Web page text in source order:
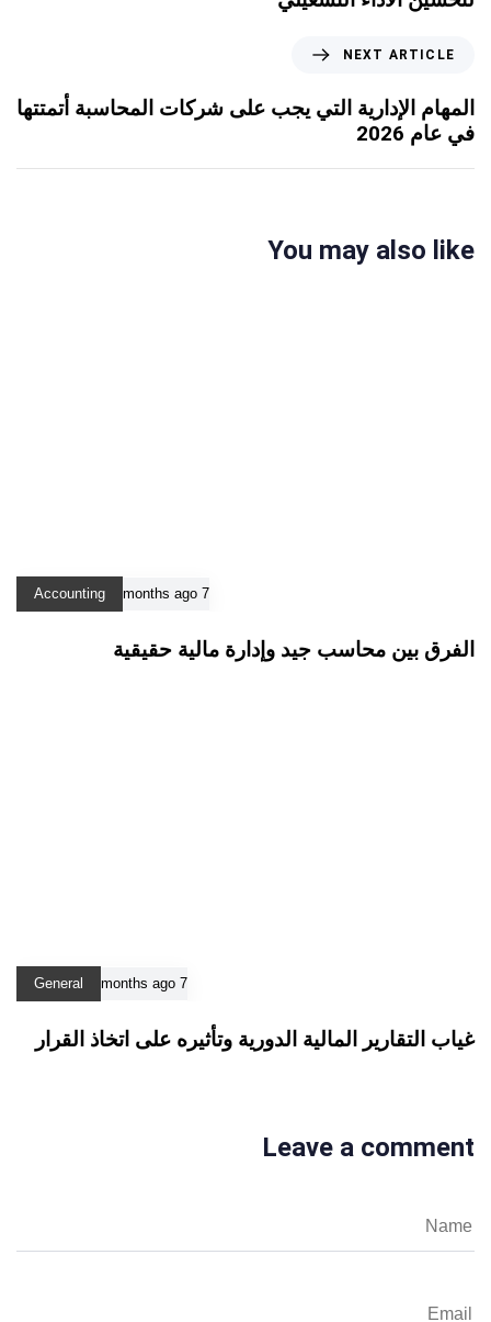
NEXT ARTICLE
المهام الإدارية التي يجب على شركات المحاسبة أتمتتها
في عام 2026
You may also like
7 months ago
Accounting
الفرق بين محاسب جيد وإدارة مالية حقيقية
7 months ago
General
غياب التقارير المالية الدورية وتأثيره على اتخاذ القرار
Leave a comment